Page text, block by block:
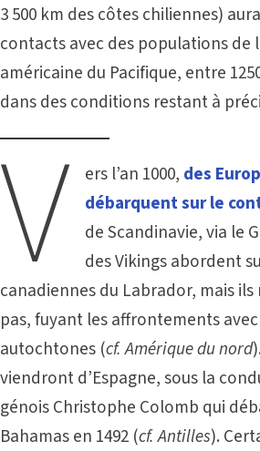
3 500 km des côtes chiliennes)
contacts avec des populations de
américaine du Pacifique, entre
dans des conditions restant à
V ers l’an 1000, des
débarquent sur le
de Scandinavie, via le
des Vikings abordent
canadiennes du Labrador, mais
pas, fuyant les affrontements
autochtones (cf.Amérique du nord
viendront d’Espagne, sous la
génois Christophe Colomb qui
Bahamas en 1492 (cf.Antilles).